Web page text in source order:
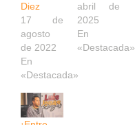
Diez
17 de
agosto
de 2022
En
«Destacada»
abril de
2025
En
«Destacada»